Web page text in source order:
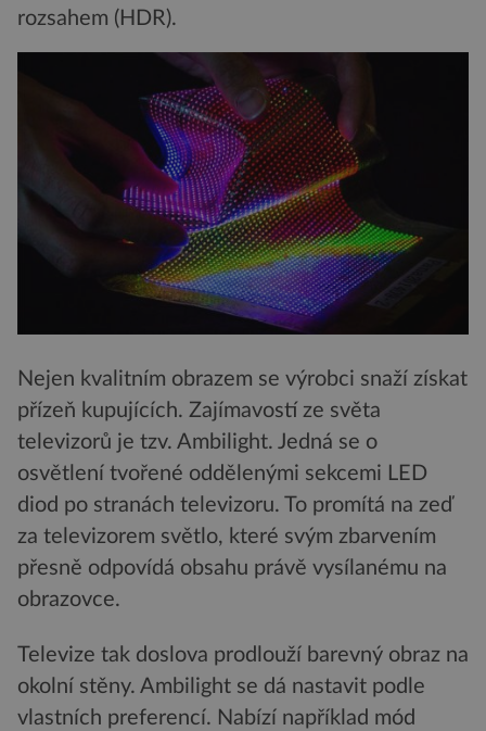
rozsahem (HDR).
Nejen kvalitním obrazem se výrobci snaží získat
přízeň kupujících. Zajímavostí ze světa
televizorů je tzv. Ambilight. Jedná se o
osvětlení tvořené oddělenými sekcemi LED
diod po stranách televizoru. To promítá na zeď
za televizorem světlo, které svým zbarvením
přesně odpovídá obsahu právě vysílanému na
obrazovce.
Televize tak doslova prodlouží barevný obraz na
okolní stěny. Ambilight se dá nastavit podle
vlastních preferencí. Nabízí například mód